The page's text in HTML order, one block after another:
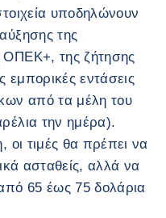
υποδηλώνουν
της
της ζήτησης
εντάσεις
από τα μέλη του
την ημέρα).
οι τιμές θα πρέπει να
ασταθείς, αλλά να
65 έως 75 δολάρια